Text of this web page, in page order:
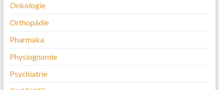
Onkologie
Orthopädie
Pharmaka
Physiognomie
Psychiatrie